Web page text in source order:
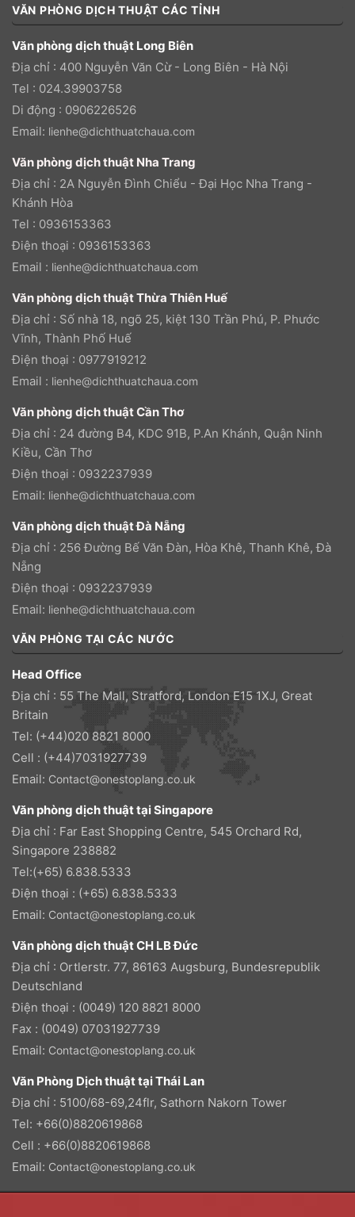
VĂN PHÒNG DỊCH THUẬT CÁC TỈNH
Văn phòng dịch thuật Long Biên
Địa chỉ : 400 Nguyễn Văn Cừ - Long Biên - Hà Nội
Tel : 024.39903758
Di động : 0906226526
Email: lienhe@dichthuatchaua.com
Văn phòng dịch thuật Nha Trang
Địa chỉ : 2A Nguyễn Đình Chiểu - Đại Học Nha Trang -
Khánh Hòa
Tel : 0936153363
Điện thoại : 0936153363
Email : lienhe@dichthuatchaua.com
Văn phòng dịch thuật Thừa Thiên Huế
Địa chỉ : Số nhà 18, ngõ 25, kiệt 130 Trần Phú, P. Phước
Vĩnh, Thành Phố Huế
Điện thoại : 0977919212
Email : lienhe@dichthuatchaua.com
Văn phòng dịch thuật Cần Thơ
Địa chỉ : 24 đường B4, KDC 91B, P.An Khánh, Quận Ninh
Kiều, Cần Thơ
Điện thoại : 0932237939
Email: lienhe@dichthuatchaua.com
Văn phòng dịch thuật Đà Nẵng
Địa chỉ : 256 Đường Bế Văn Đàn, Hòa Khê, Thanh Khê, Đà
Nẵng
Điện thoại : 0932237939
Email: lienhe@dichthuatchaua.com
VĂN PHÒNG TẠI CÁC NƯỚC
Head Office
Địa chỉ : 55 The Mall, Stratford, London E15 1XJ, Great
Britain
Tel: (+44)020 8821 8000
Cell : (+44)7031927739
Email: Contact@onestoplang.co.uk
Văn phòng dịch thuật tại Singapore
Địa chỉ : Far East Shopping Centre, 545 Orchard Rd,
Singapore 238882
Tel:(+65) 6.838.5333
Điện thoại : (+65) 6.838.5333
Email: Contact@onestoplang.co.uk
Văn phòng dịch thuật CH LB Đức
Địa chỉ : Ortlerstr. 77, 86163 Augsburg, Bundesrepublik
Deutschland
Điện thoại : (0049) 120 8821 8000
Fax : (0049) 07031927739
Email: Contact@onestoplang.co.uk
Văn Phòng Dịch thuật tại Thái Lan
Địa chỉ : 5100/68-69,24flr, Sathorn Nakorn Tower
Tel: +66(0)8820619868
Cell : +66(0)8820619868
Email: Contact@onestoplang.co.uk